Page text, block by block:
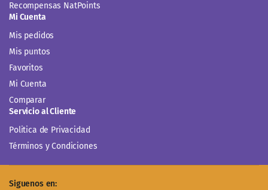
Recompensas NatPoints
Mi Cuenta
Mis pedidos
Mis puntos
Favoritos
Mi Cuenta
Comparar
Servicio al Cliente
Politica de Privacidad
Términos y Condiciones
Siguenos en: